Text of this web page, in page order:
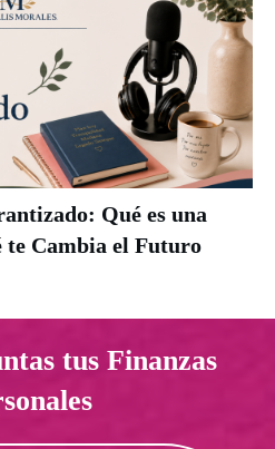
Qué es una
te Cambia el Futuro
tus Finanzas